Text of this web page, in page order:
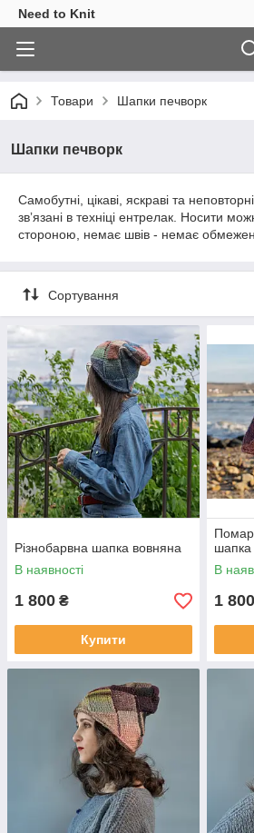
Need to Knit
Товари Шапки печворк
Шапки печворк
Самобутні, цікаві, яскраві та
звʼязані в техніці ентрелак. Носити
стороною, немає швів - немає
Сортування
Різнобарвна шапка вовняна
В наявності
1 800 ₴
Купити
шапка
В
1 800